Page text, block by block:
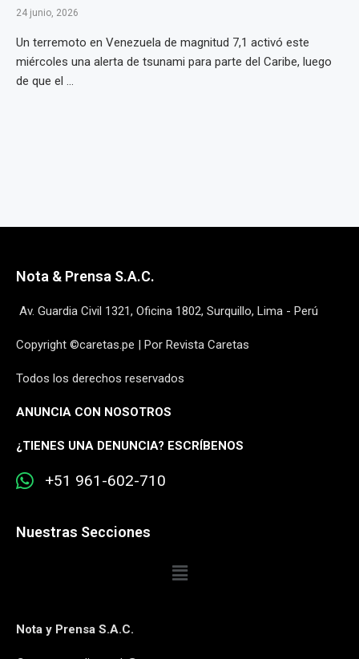
24 junio, 2026
Un terremoto en Venezuela de magnitud 7,1 activó este
miércoles una alerta de tsunami para parte del Caribe, luego
de que el ...
Nota & Prensa S.A.C.
Av. Guardia Civil 1321, Oficina 1802, Surquillo, Lima - Perú
Copyright ©caretas.pe | Por Revista Caretas
Todos los derechos reservados
ANUNCIA CON NOSOTROS
¿TIENES UNA DENUNCIA? ESCRÍBENOS
+51 961-602-710
Nuestras Secciones
Nota y Prensa S.A.C.